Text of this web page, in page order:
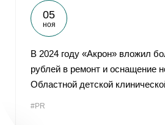
05
ноя
В 2024 году «Акрон» вложил
рублей в ремонт и оснащение
Областной детской
#PR